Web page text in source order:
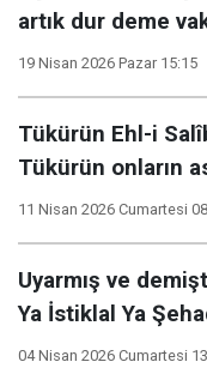
artık dur deme
19 Nisan 2026 Pazar 15:15
Tükürün Ehl-i
Tükürün onların
11 Nisan 2026 Cumartesi
Uyarmış ve
Ya İstiklal Ya
04 Nisan 2026 Cumartesi